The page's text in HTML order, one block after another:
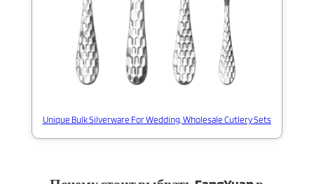
Unique Bulk Silverware For Wedding, Wholesale Cutlery Sets